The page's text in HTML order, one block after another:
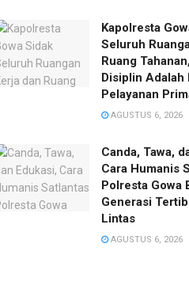
Kapolresta
Seluruh
Ruang
Disiplin Adalah
Pelayanan
AGUSTUS 6, 2026
Canda, Tawa,
Cara Humanis
Polresta Gowa
Generasi
Lintas
AGUSTUS 6, 2026